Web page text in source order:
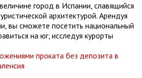
город в Испании, славящийся
архитектурой. Арендуя
вы сможете посетить национальный
на юг, исследуя курорты
проката без депозита в